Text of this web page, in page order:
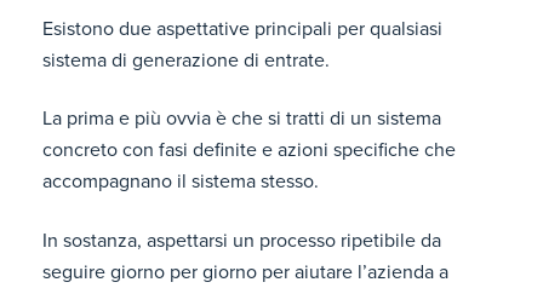
Esistono due aspettative principali per qualsiasi
sistema di generazione di entrate.
La prima e più ovvia è che si tratti di un sistema
concreto con fasi definite e azioni specifiche che
accompagnano il sistema stesso.
In sostanza, aspettarsi un processo ripetibile da
seguire giorno per giorno per aiutare l’azienda a